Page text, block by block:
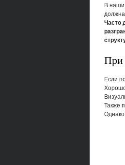
В наши
Часто
При
Если
Также